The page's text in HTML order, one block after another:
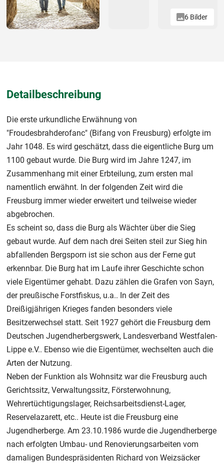
6 Bilder
Detailbeschreibung
Die erste urkundliche Erwähnung von
"Froudesbrahderofanc" (Bifang von Freusburg) erfolgte im
Jahr 1048. Es wird geschätzt, dass die eigentliche Burg um
1100 gebaut wurde. Die Burg wird im Jahre 1247, im
Zusammenhang mit einer Erbteilung, zum ersten mal
namentlich erwähnt. In der folgenden Zeit wird die
Freusburg immer wieder erweitert und teilweise wieder
abgebrochen.
Es scheint so, dass die Burg als Wächter über die Sieg
gebaut wurde. Auf dem nach drei Seiten steil zur Sieg hin
abfallenden Bergsporn ist sie schon aus der Ferne gut
erkennbar. Die Burg hat im Laufe ihrer Geschichte schon
viele Eigentümer gehabt. Dazu zählen die Grafen von Sayn,
der preußische Forstfiskus, u.a.. In der Zeit des
Dreißigjährigen Krieges fanden besonders viele
Besitzerwechsel statt. Seit 1927 gehört die Freusburg dem
Deutschen Jugendherbergswerk, Landesverband Westfalen-
Lippe e.V.. Ebenso wie die Eigentümer, wechselten auch die
Arten der Nutzung.
Neben der Funktion als Wohnsitz war die Freusburg auch
Gerichtssitz, Verwaltungssitz, Försterwohnung,
Wehrertüchtigungslager, Reichsarbeitsdienst-Lager,
Reservelazarett, etc.. Heute ist die Freusburg eine
Jugendherberge. Am 23.10.1986 wurde die Jugendherberge
nach erfolgten Umbau- und Renovierungsarbeiten vom
damaligen Bundespräsidenten Richard von Weizsäcker